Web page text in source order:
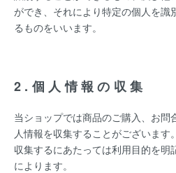
ができ、それにより特定の個人を識
るものをいいます。
2.個人情報の収集
当ショップでは商品のご購入、お問
人情報を収集することがございます。
収集するにあたっては利用目的を明
によります。